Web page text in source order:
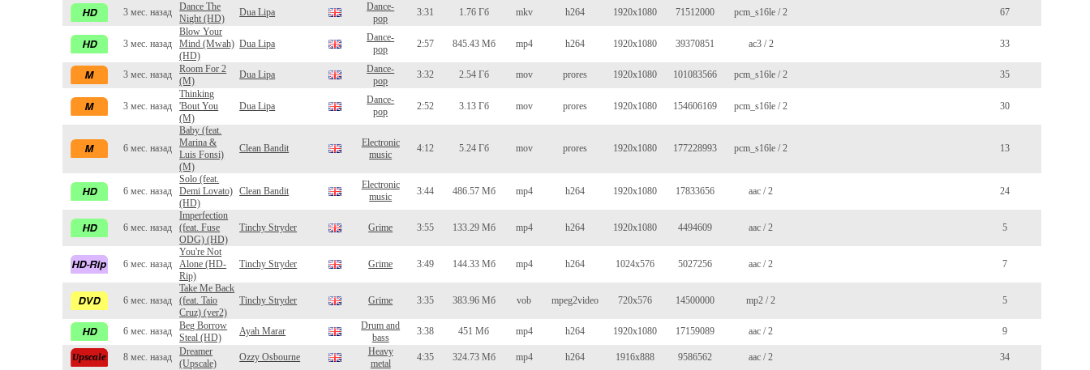
3 мес. назад
Dance The
Night (HD)
Dua Lipa
Dance-
pop
3:31 1.76 Гб mkv h264 1920x1080 71512000 pcm_s16le / 2 67
3 мес. назад
Blow Your
Mind (Mwah)
(HD)
Dua Lipa
Dance-
pop
2:57 845.43 Мб mp4 h264 1920x1080 39370851 ac3 / 2 33
3 мес. назад
Room For 2
(M)
Dua Lipa
Dance-
pop
3:32 2.54 Гб mov prores 1920x1080 101083566 pcm_s16le / 2 35
3 мес. назад
Thinking
'Bout You
(M)
Dua Lipa
Dance-
pop
2:52 3.13 Гб mov prores 1920x1080 154606169 pcm_s16le / 2 30
6 мес. назад
Baby (feat.
Marina &
Luis Fonsi)
(M)
Clean Bandit
Electronic
music
4:12 5.24 Гб mov prores 1920x1080 177228993 pcm_s16le / 2 13
6 мес. назад
Solo (feat.
Demi Lovato)
(HD)
Clean Bandit
Electronic
music
3:44 486.57 Мб mp4 h264 1920x1080 17833656 aac / 2 24
6 мес. назад
Imperfection
(feat. Fuse
ODG) (HD)
Tinchy Stryder Grime 3:55 133.29 Мб mp4 h264 1920x1080 4494609 aac / 2 5
6 мес. назад
You're Not
Alone (HD-
Rip)
Tinchy Stryder Grime 3:49 144.33 Мб mp4 h264 1024x576 5027256 aac / 2 7
6 мес. назад
Take Me Back
(feat. Taio
Cruz) (ver2)
Tinchy Stryder Grime 3:35 383.96 Мб vob mpeg2video 720x576 14500000 mp2 / 2 5
6 мес. назад
Beg Borrow
Steal (HD)
Ayah Marar
Drum and
bass
3:38 451 Мб mp4 h264 1920x1080 17159089 aac / 2 9
8 мес. назад
Dreamer
(Upscale)
Ozzy Osbourne
Heavy
metal
4:35 324.73 Мб mp4 h264 1916x888 9586562 aac / 2 34